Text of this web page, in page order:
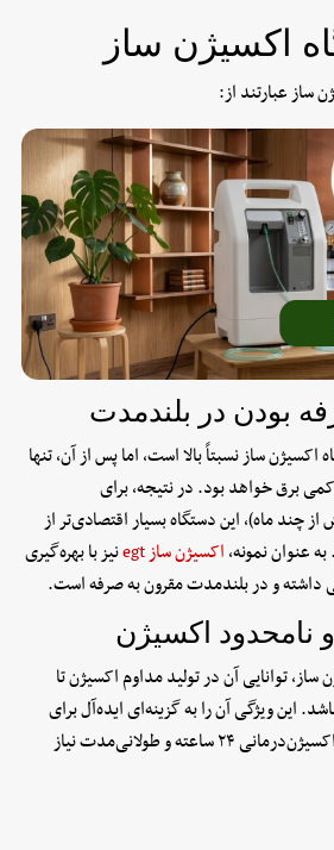
اکسیژن ساز
ساز عبارتند از:
اکسیژن ساز نسبتاً بالا است، اما پس از آن، تنها
برق خواهد بود. در نتیجه، برای
چند ماه)، این دستگاه بسیار اقتصادی‌تر از
عنوان نمونه،اکسیژن ساز egt
نیز با بهره‌گیری
داشته و در بلندمدت مقرون به صرفه است.
توانایی آن در تولید مداوم اکسیژن تا
این ویژگی آن را به گزینه‌ای ایده‌آل برای
بیمارانی تبدیل می‌کند که به اکسیژن‌درمانی ۲۴ ساعته و طولانی‌مدت نیاز